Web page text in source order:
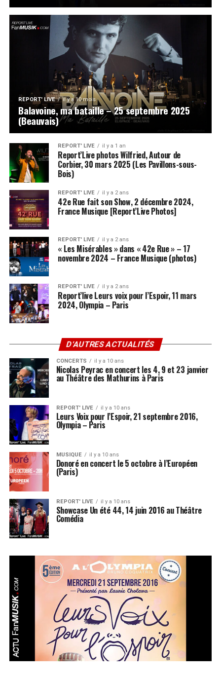
REPORT' LIVE il y a 10 mois
Balavoine, ma bataille – 25 septembre 2025
(Beauvais)
REPORT' LIVE il y a 1 an
Report’Live photos Wilfried, Autour de
Corbier, 30 mars 2025 (Les Pavillons-sous-
Bois)
REPORT' LIVE il y a 2 ans
42e Rue fait son Show, 2 décembre 2024,
France Musique [Report’Live Photos]
REPORT' LIVE il y a 2 ans
« Les Misérables » dans « 42e Rue » – 17
novembre 2024 – France Musique (photos)
REPORT' LIVE il y a 2 ans
Report’live Leurs voix pour l’Espoir, 11 mars
2024, Olympia – Paris
D'AUTRES ACTUALITÉS
CONCERTS il y a 10 ans
Nicolas Peyrac en concert les 4, 9 et 23 janvier
au Théâtre des Mathurins à Paris
REPORT' LIVE il y a 10 ans
Leurs Voix pour l’Espoir, 21 septembre 2016,
Olympia – Paris
MUSIQUE il y a 10 ans
Donoré en concert le 5 octobre à l’Européen
(Paris)
REPORT' LIVE il y a 10 ans
Showcase Un été 44, 14 juin 2016 au Théâtre
Comédia